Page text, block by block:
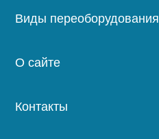
Виды переоборудования
О сайте
Контакты